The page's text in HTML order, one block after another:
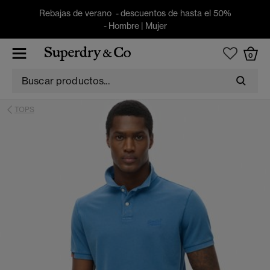
Rebajas de verano - descuentos de hasta el 50%
- Hombre| Mujer
0
TOPS